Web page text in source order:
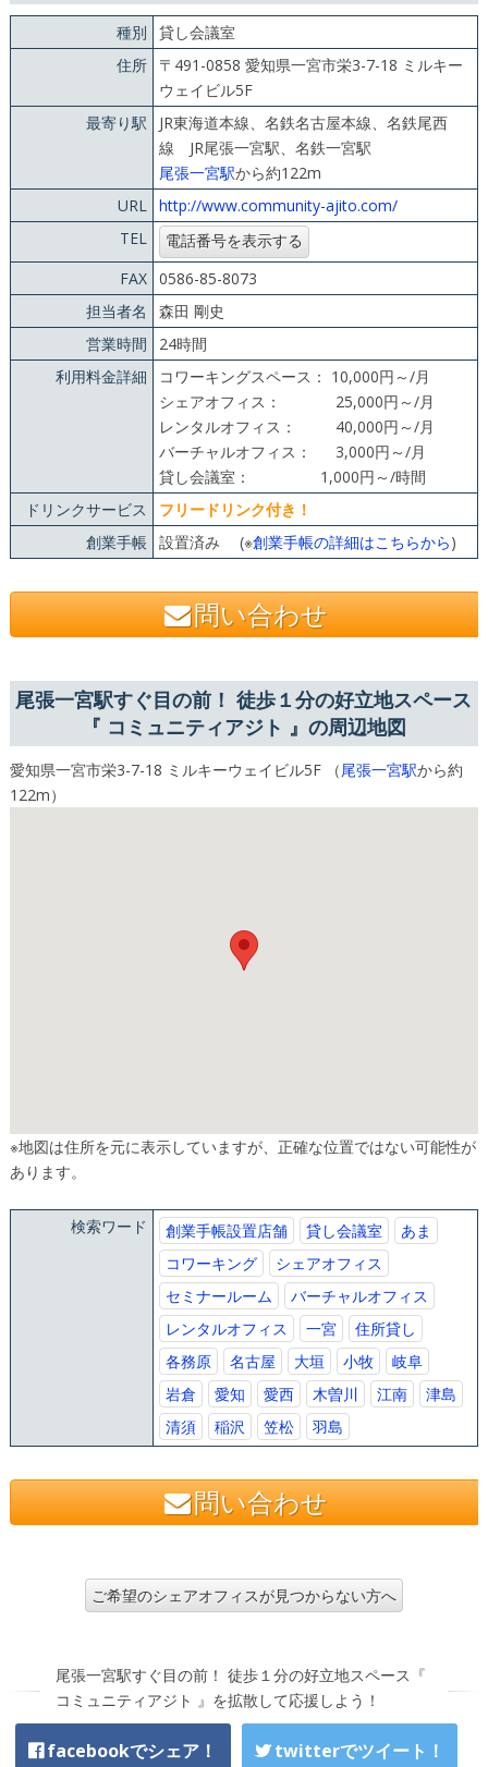
種別
貸し会議室
住所
〒491-0858 愛知県一宮市栄3-7-18 ミルキー
ウェイビル5F
最寄り駅
JR東海道本線、名鉄名古屋本線、名鉄尾西
線 JR尾張一宮駅、名鉄一宮駅
尾張一宮駅から約122m
URL http://www.community-ajito.com/
TEL
FAX 0586-85-8073
担当者名
森田 剛史
営業時間
24時間
利用料金詳細
コワーキングスペース： 10,000円～/月
シェアオフィス： 25,000円～/月
レンタルオフィス： 40,000円～/月
バーチャルオフィス： 3,000円～/月
貸し会議室： 1,000円～/時間
ドリンクサービス
フリードリンク付き！
創業手帳 設置済み (※創業手帳の詳細はこちらから)
問い合わせ
尾張一宮駅すぐ目の前！ 徒歩１分の好立地スペース
『 コミュニティアジト 』の周辺地図
愛知県一宮市栄3-7-18 ミルキーウェイビル5F （尾張一宮駅から約
122m）
※地図は住所を元に表示していますが、正確な位置ではない可能性が
あります。
検索ワード 創業手帳設置店舗 貸し会議室
あま
コワーキング
シェアオフィス
セミナールーム
バーチャルオフィス
レンタルオフィス
一宮
住所貸し
各務原
名古屋 大垣 小牧
岐阜
岩倉
愛知 愛西 木曽川 江南
津島
清須
稲沢 笠松 羽島
問い合わせ
ご希望のシェアオフィスが見つからない方へ
尾張一宮駅すぐ目の前！ 徒歩１分の好立地スペース『
コミュニティアジト 』を拡散して応援しよう！
facebookでシェア！ twitterでツイート！